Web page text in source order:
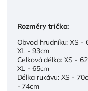
Rozměry trička:
Obvod hrudníku: XS -
XL - 93cm
Celková délka: XS -
XL - 65cm
Délka rukávu: XS -
- 74cm